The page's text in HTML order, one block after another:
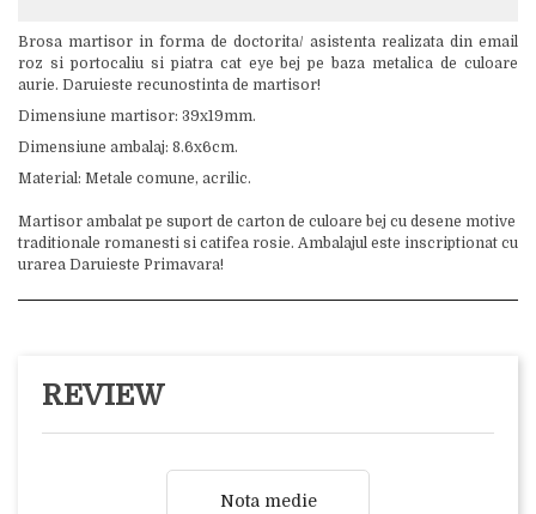
Brosa martisor in forma de doctorita/ asistenta realizata din email
roz si portocaliu si piatra cat eye bej pe baza metalica de culoare
aurie. Daruieste recunostinta de martisor!
Dimensiune martisor: 39x19mm.
Dimensiune ambalaj: 8.6x6cm.
Material: Metale comune, acrilic.
Martisor ambalat pe suport de carton de culoare bej cu desene motive
traditionale romanesti si catifea rosie. Ambalajul este inscriptionat cu
urarea Daruieste Primavara!
REVIEW
Nota medie